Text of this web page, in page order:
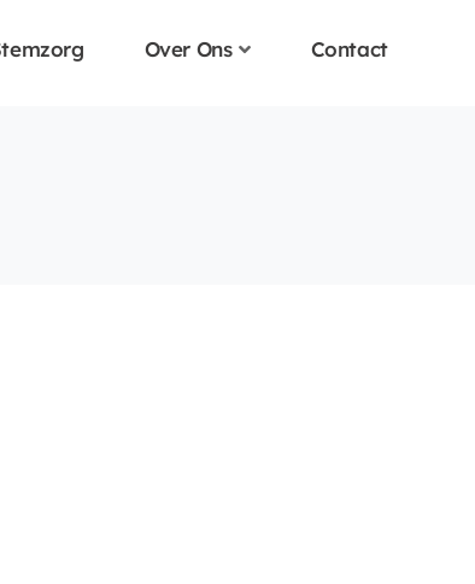
Over Ons Contact